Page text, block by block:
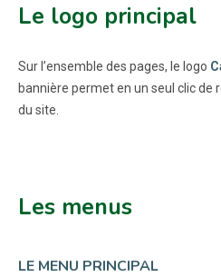
Le logo principal
Sur l’ensemble des pages, le logo
bannière permet en un seul clic de
du site.
Les menus
LE MENU PRINCIPAL